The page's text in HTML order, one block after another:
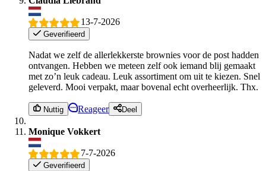
13-7-2026
Geverifieerd
Nadat we zelf de allerlekkerste brownies voor de post hadden
ontvangen. Hebben we meteen zelf ook iemand blij gemaakt
met zo’n leuk cadeau. Leuk assortiment om uit te kiezen. Snel
geleverd. Mooi verpakt, maar bovenal echt overheerlijk. Thx.
Nuttig Reageer Deel
Monique Vokkert
7-7-2026
Geverifieerd